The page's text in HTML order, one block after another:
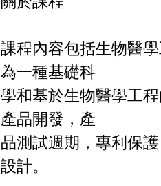
課程內容包括生物醫
為一種基礎科
學和基於生物醫學工
產品開發，產
品測試週期，專利保
設計。